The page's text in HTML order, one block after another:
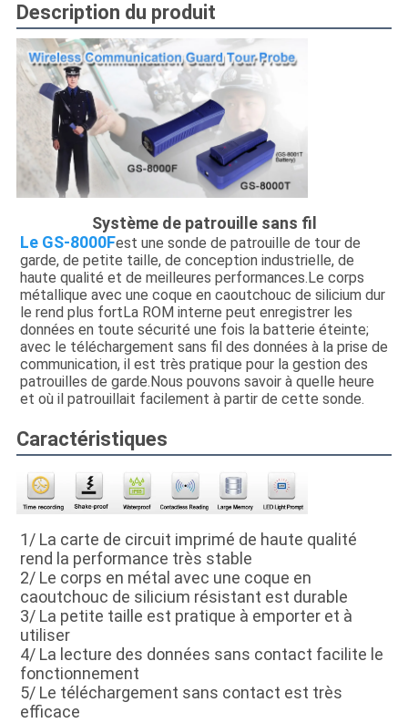
LA
VIE
PRIVÉE
Description du produit
Système de patrouille sans fil
Le GS-8000Fest une sonde de patrouille de tour de
garde, de petite taille, de conception industrielle, de
haute qualité et de meilleures performances.Le corps
métallique avec une coque en caoutchouc de silicium dur
le rend plus fortLa ROM interne peut enregistrer les
données en toute sécurité une fois la batterie éteinte;
avec le téléchargement sans fil des données à la prise de
communication, il est très pratique pour la gestion des
patrouilles de garde.Nous pouvons savoir à quelle heure
et où il patrouillait facilement à partir de cette sonde.
Caractéristiques
1/ La carte de circuit imprimé de haute qualité
rend la performance très stable
2/ Le corps en métal avec une coque en
caoutchouc de silicium résistant est durable
3/ La petite taille est pratique à emporter et à
utiliser
4/ La lecture des données sans contact facilite le
fonctionnement
5/ Le téléchargement sans contact est très
efficace